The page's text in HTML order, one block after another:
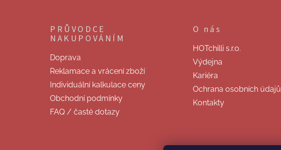
PRŮVODCE
NAKUPOVÁNÍM
Doprava
Reklamace a vrácení zboží
Individuální kalkulace ceny
Obchodní podmínky
FAQ / časté dotazy
O nás
HOTchilli s.r.o.
Výdejna
Kariéra
Ochrana osobních údajů
Kontakty